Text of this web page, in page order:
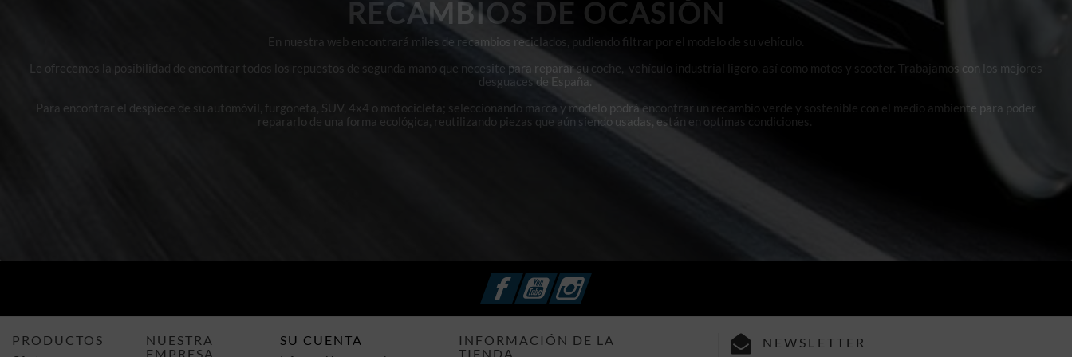
RECAMBIOS DE OCASIÓN
En nuestra web encontrará miles de recambios reciclados, pudiendo filtrar por el modelo de su vehículo.
Le ofrecemos la posibilidad de encontrar todos los repuestos de segunda mano que necesite para reparar su coche, vehículo industrial ligero, así como motos y scooter. Trabajamos con los mejores
desguaces de España.
Para encontrar el despiece de su automóvil, furgoneta, SUV, 4x4 o motocicleta; seleccionando marca y modelo podrá encontrar un recambio verde y sostenible con el medio ambiente para poder
repararlo de una forma ecológica, reutilizando piezas que aún siendo usadas, están en optimas condiciones.
FacebookYouTubeInstagram
PRODUCTOS
NUESTRA
EMPRESA
SU CUENTA
INFORMACIÓN DE LA
TIENDA
NEWSLETTER